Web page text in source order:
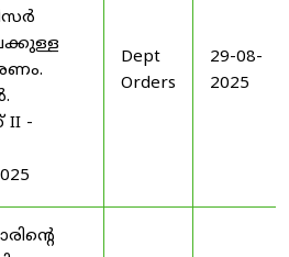
-
Dept
Orders
29-08-
2025